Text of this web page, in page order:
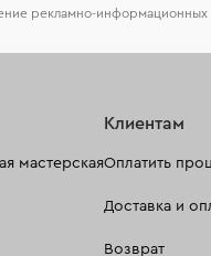
рекламно-информационных
мастерская
Клиентам
Оплатить
Доставка и
Возврат